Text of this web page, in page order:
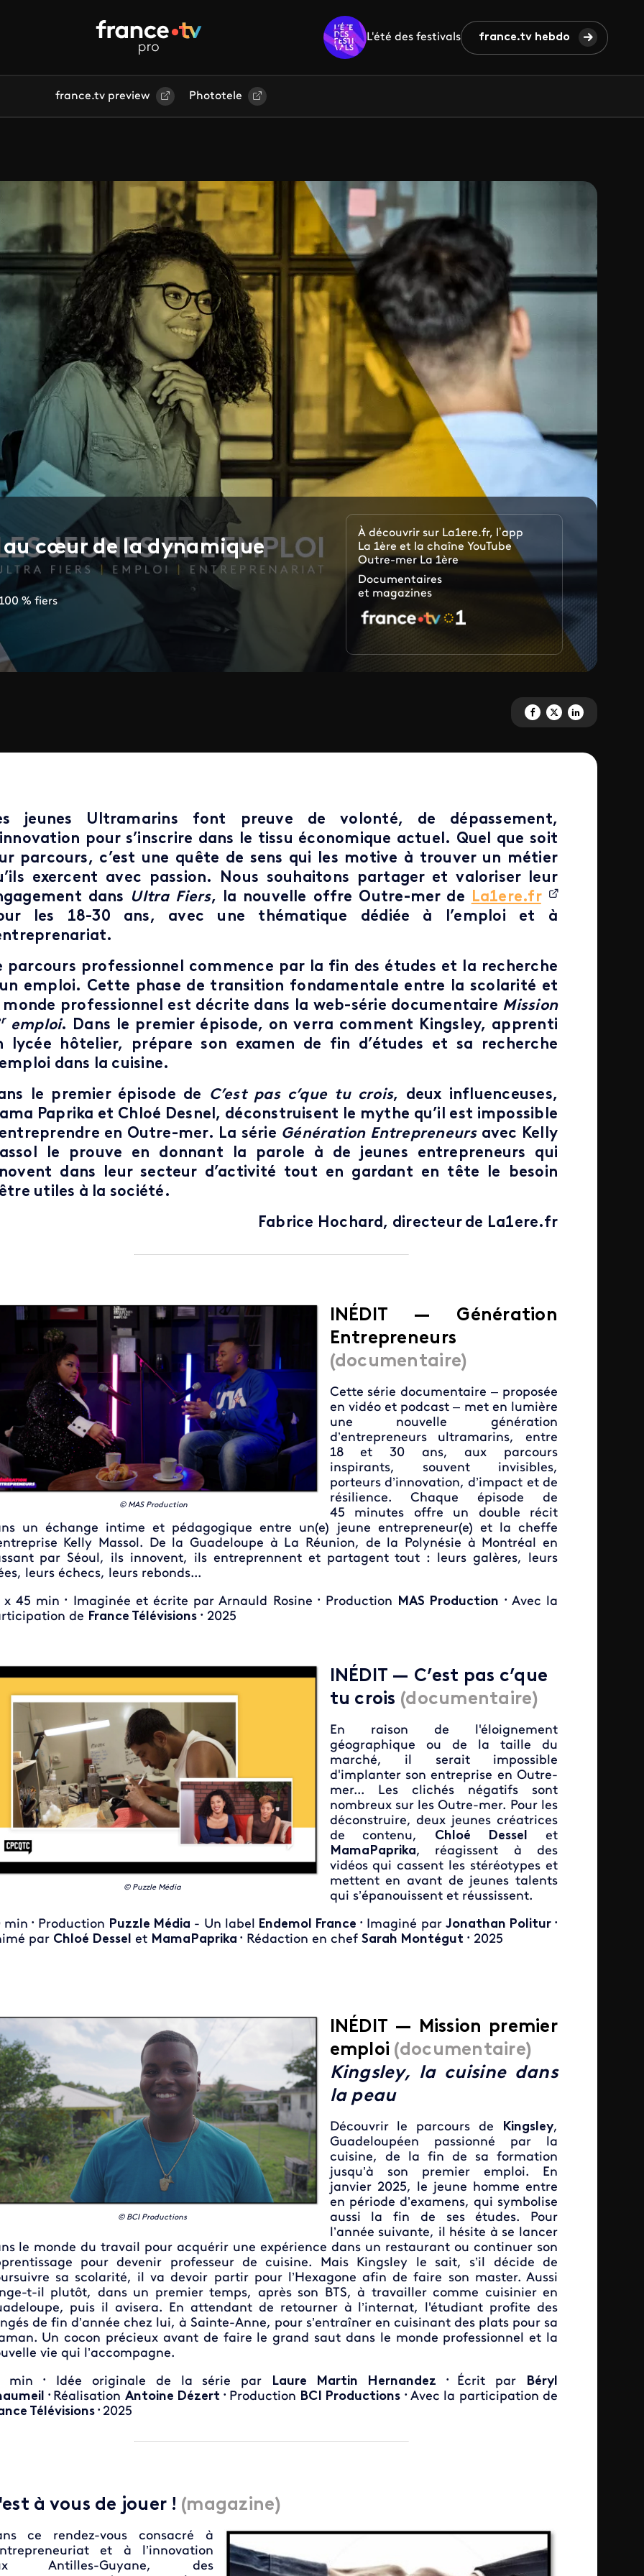
L'été des festivals france.tv hebdo
france.tv preview Phototele
cœur de la dynamique
% fiers
À découvrir sur La1ere.fr, l’app
La 1ère et la chaîne YouTube
Outre-mer La 1ère
Documentaires
et magazines
Partagez 'Les jeunes
Partagez 'Les jeunes
Partagez 'Les
jeunes Ultramarins font preuve de volonté, de dépassement,
pour s’inscrire dans le tissu économique actuel. Quel que soit
parcours, c’est une quête de sens qui les motive à trouver un métier
exercent avec passion. Nous souhaitons partager et valoriser leur
dans Ultra Fiers, la nouvelle offre Outre-mer de
La1ere.fr
les 18-30 ans, avec une thématique dédiée à l’emploi et à
parcours professionnel commence par la fin des études et la recherche
emploi. Cette phase de transition fondamentale entre la scolarité et
monde professionnel est décrite dans la web-série documentaire Mission
emploi. Dans le premier épisode, on verra comment Kingsley, apprenti
lycée hôtelier, prépare son examen de fin d’études et sa recherche
dans la cuisine.
le premier épisode de C’est pas c’que tu crois, deux influenceuses,
Paprika et Chloé Desnel, déconstruisent le mythe qu’il est impossible
en Outre-mer. La série Génération Entrepreneursavec Kelly
le prouve en donnant la parole à de jeunes entrepreneurs qui
dans leur secteur d’activité tout en gardant en tête le besoin
utiles à la société.
Fabrice Hochard, directeur de La1ere.fr
© MAS Production
IN É DIT — Génération
Entrepreneurs
(documentaire)
Cette série documentaire – proposée
en vidéo et podcast – met en lumière
une nouvelle génération
d’entrepreneurs ultramarins, entre
18 et 30 ans, aux parcours
inspirants, souvent invisibles,
porteurs d’innovation, d’impact et de
résilience. Chaque épisode de
45 minutes offre un double récit
un échange intime et pédagogique entre un(e) jeune entrepreneur(e) et la cheffe
Kelly Massol. De la Guadeloupe à La Réunion, de la Polynésie à Montréal en
par Séoul, ils innovent, ils entreprennent et partagent tout : leurs galères, leurs
leurs échecs, leurs rebonds...
x 45 min• Imaginée et écrite par Arnauld Rosine • Production MAS Production •
Avec la
de France Télévisions • 2025
© Puzzle Média
IN É DIT — C’est pas c’que
tu crois (documentaire)
En raison de l'éloignement
géographique ou de la taille du
marché, il serait impossible
d'implanter son entreprise en Outre-
mer... Les clichés négatifs sont
nombreux sur les Outre-mer. Pour les
déconstruire, deux jeunes créatrices
de contenu, Chloé Dessel et
MamaPaprika,
réagissent à des
vidéos qui cassent les stéréotypes et
mettent en avant de jeunes talents
qui s’épanouissent et réussissent.
min • Production Puzzle Média - Un label Endemol France • Imaginé par Jonathan Politur •
par Chloé Dessel et MamaPaprika • Rédaction en chef Sarah Montégut • 2025
© BCI Productions
IN É DIT —
Mission premier
emploi (documentaire)
Kingsley, la cuisine dans
la peau
Découvrir le parcours de Kingsley,
Guadeloupéen passionné par la
cuisine, de la fin de sa formation
jusqu’à son premier emploi.
En
janvier 2025, le jeune homme entre
en période d’examens, qui symbolise
aussi la fin de ses études. Pour
l’année suivante, il hésite à se lancer
le monde du travail pour acquérir une expérience dans un restaurant ou continuer son
pour devenir professeur de cuisine. Mais Kingsley le sait, s’il décide de
sa scolarité, il va devoir partir pour l’Hexagone afin de faire son master. Aussi
t-il plutôt, dans un premier temps, après son BTS, à travailler comme cuisinier en
puis il avisera. En attendant de retourner à l’internat, l'étudiant profite des
de fin d’année chez lui, à Sainte-Anne, pour s’entraîner en cuisinant des plats pour sa
Un cocon précieux avant de faire le grand saut dans le monde professionnel et la
vie qui l’accompagne.
min• Idée originale de la série par Laure Martin Hernandez • Écrit par
Béryl
• Réalisation Antoine Dézert • Production BCI Productions • Avec la participation de
Télévisions • 2025
à vous de jouer ! (magazine)
ce rendez-vous consacré à
et à l’innovation
Antilles-Guyane, des